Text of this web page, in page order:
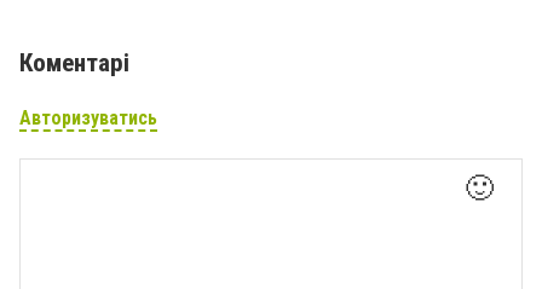
Коментарі
Авторизуватись
🙂